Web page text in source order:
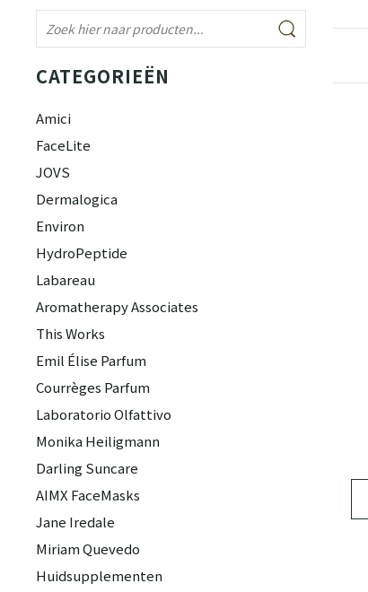
CATEGORIEËN
Amici
FaceLite
JOVS
Dermalogica
Environ
HydroPeptide
Labareau
Aromatherapy Associates
This Works
Emil Élise Parfum
Courrèges Parfum
Laboratorio Olfattivo
Monika Heiligmann
Darling Suncare
AIMX FaceMasks
Jane Iredale
Miriam Quevedo
Huidsupplementen